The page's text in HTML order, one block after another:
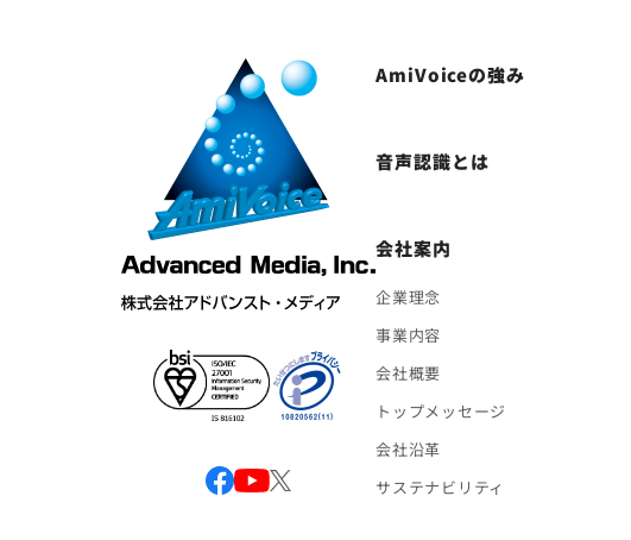
AmiVoiceの強み
音声認識とは
会社案内
企業理念
事業内容
会社概要
トップメッセージ
会社沿革
サステナビリティ